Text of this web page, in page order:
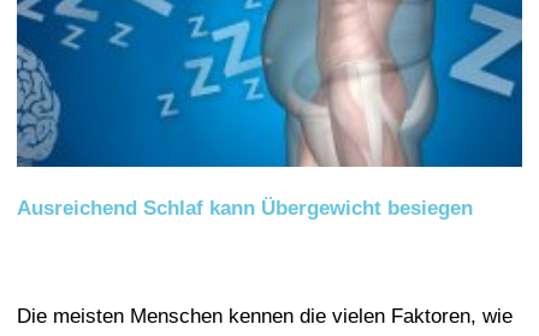
Ausreichend Schlaf kann Übergewicht besiegen
Die meisten Menschen kennen die vielen Faktoren, wie